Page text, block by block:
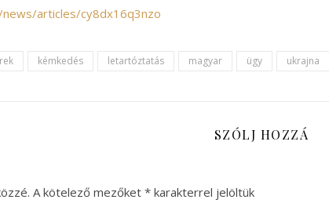
articles/cy8dx16q3nzo
kémkedés letartóztatás magyar ügy ukrajna
SZÓLJ HOZZÁ
A kötelező mezőket * karakterrel jelöltük